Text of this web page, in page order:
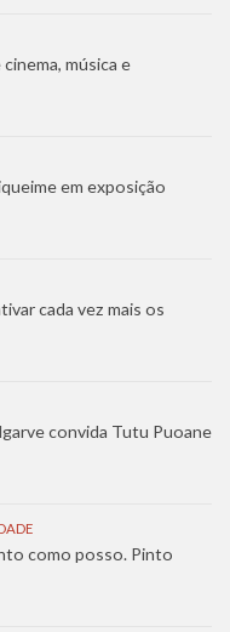
música e
em exposição
cada vez mais os
convida Tutu Puoane
como posso. Pinto